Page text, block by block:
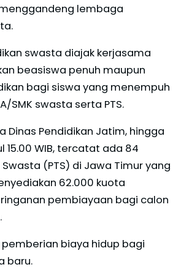
lembaga
swasta diajak kerjasama
beasiswa penuh maupun
bagi siswa yang menempuh
SMK swasta serta PTS.
Dinas Pendidikan Jatim, hingga
15.00 WIB, tercatat ada 84
(PTS) di Jawa Timur yang
62.000 kuota
pembiayaan bagi calon
pemberian biaya hidup bagi
baru.